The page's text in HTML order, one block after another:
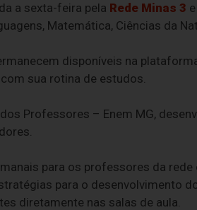
a sexta-feira pela Rede Minas 3
Matemática, Ciências da
disponíveis na
sua rotina de estudos.
Professores – Enem MG,
para os professores da
para o desenvolvimento
diretamente nas salas de aula.